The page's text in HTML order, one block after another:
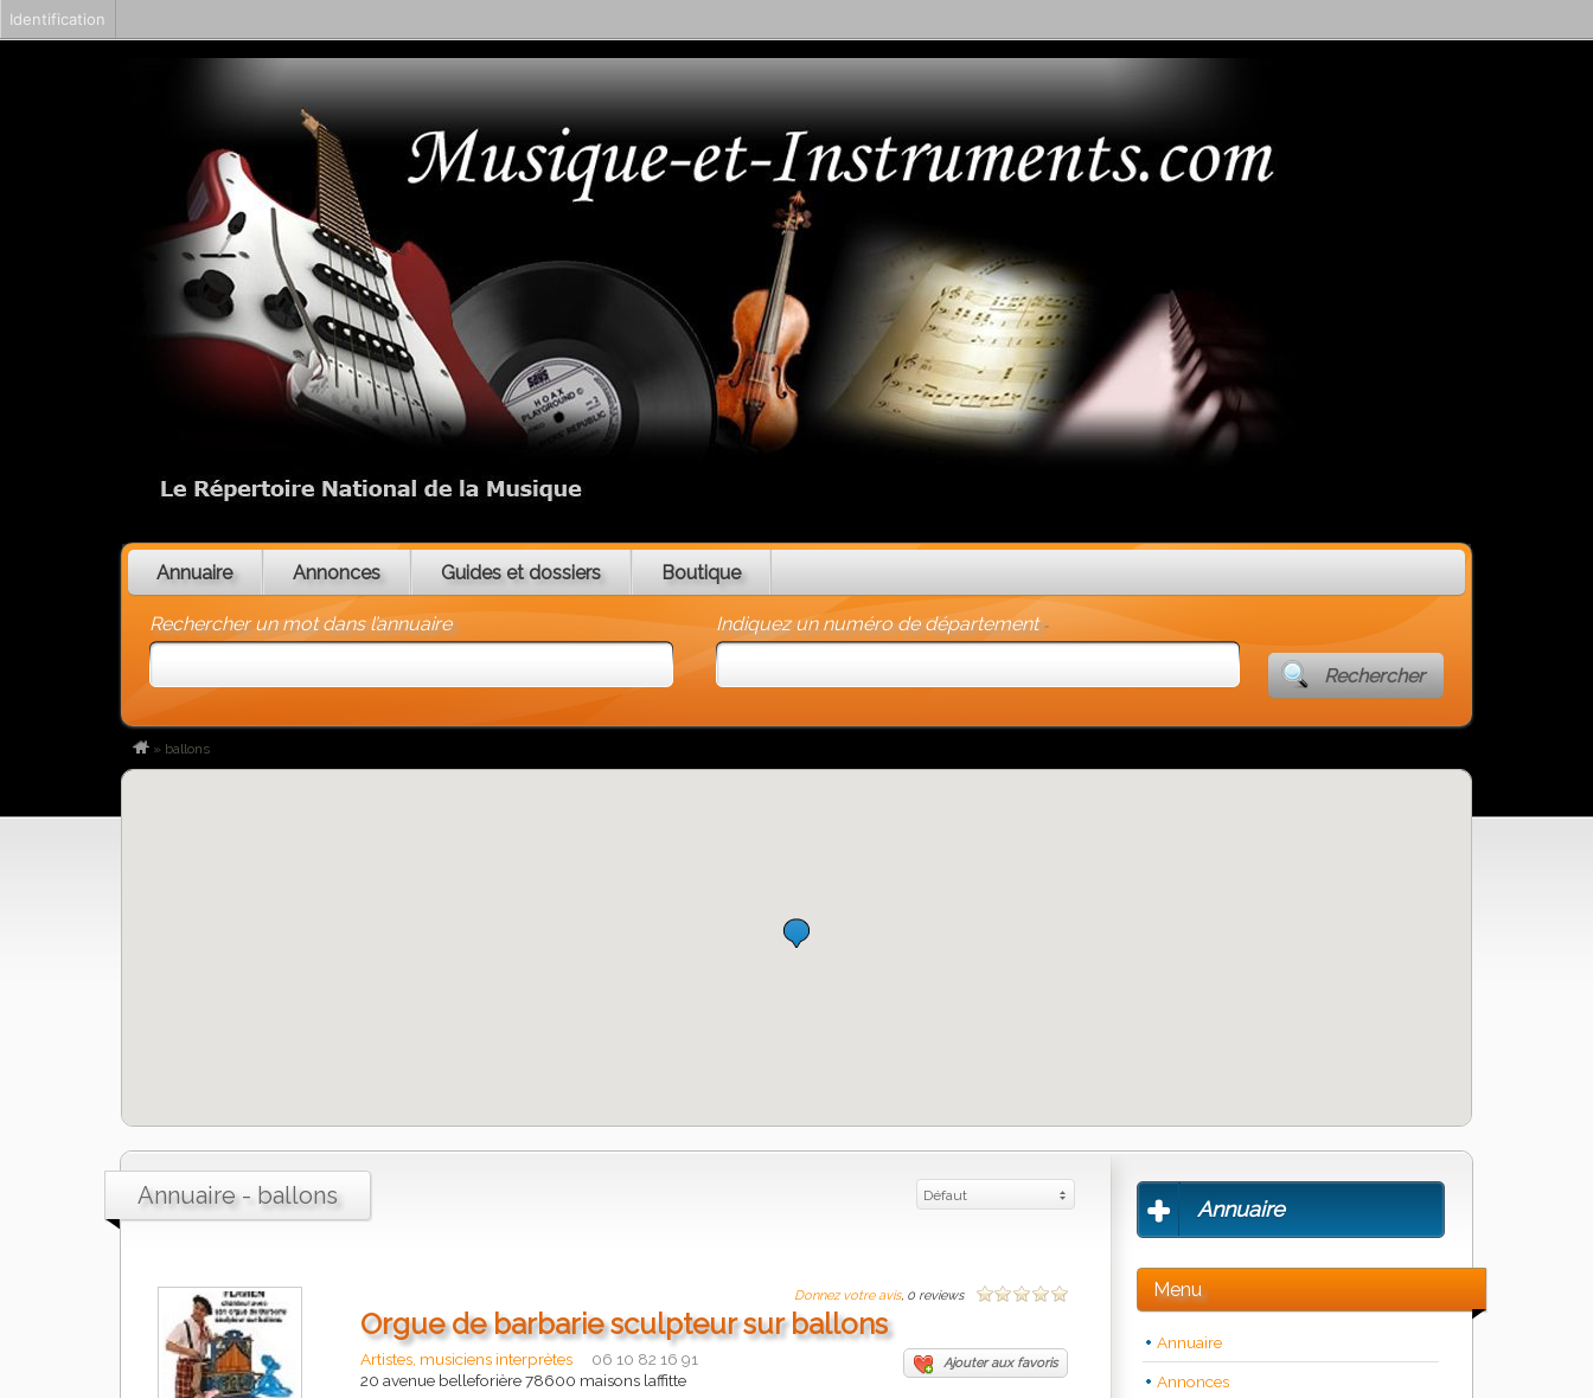
Annuaire Annonces Guides et dossiers Boutique
Rechercher un mot dans l’annuaire Indiquez un numéro de département -
Rechercher
» ballons
Annuaire - ballons Défaut
Donnez votre avis, 0 reviews
Orgue de barbarie sculpteur sur ballons
Artistes, musiciens interprètes Ajouter aux favoris
06 10 82 16 91
20 avenue belleforière 78600 maisons laffitte
Annuaire
Menu
Annuaire
Annonces
Identification